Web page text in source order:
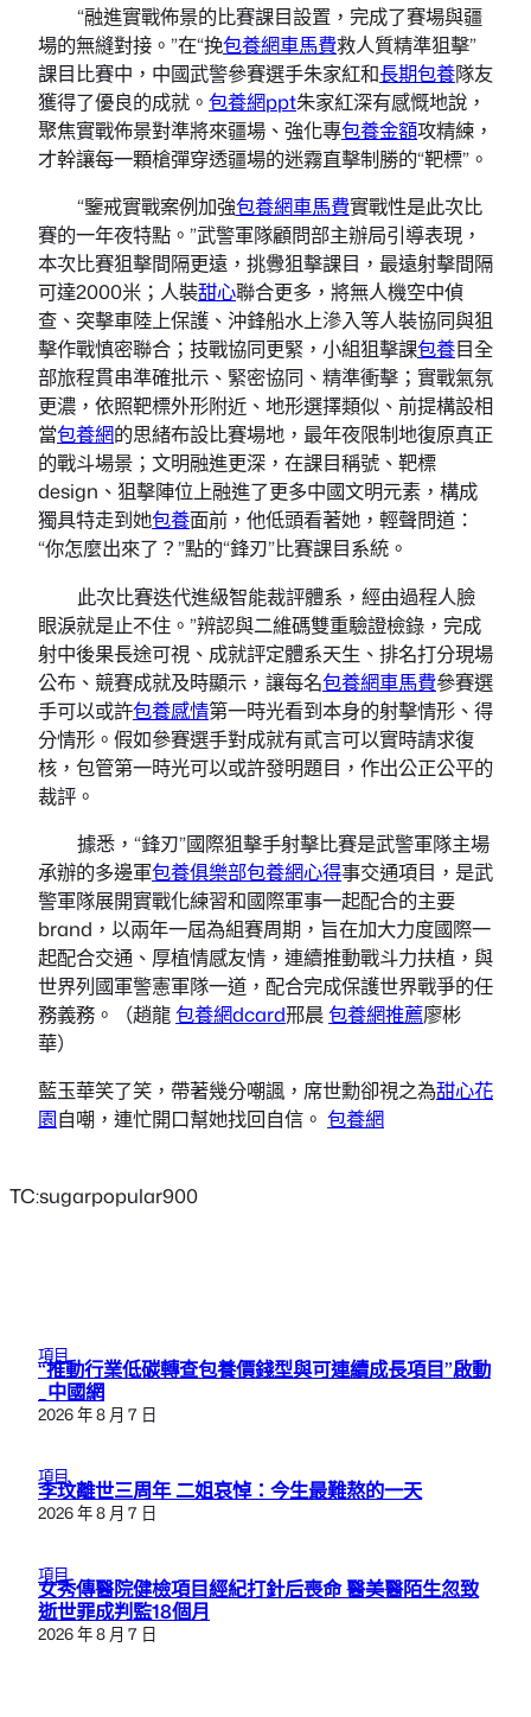
“融進實戰佈景的比賽課目設置，完成了賽場與疆
場的無縫對接。”在“挽包養網車馬費救人質精準狙擊”
課目比賽中，中國武警參賽選手朱家紅和長期包養隊友
獲得了優良的成就。 包養網ppt朱家紅深有感慨地說，
聚焦實戰佈景對準將來疆場、強化專包養金額攻精練，
才幹讓每一顆槍彈穿透疆場的迷霧直擊制勝的“靶標”。
“鑒戒實戰案例加強包養網車馬費實戰性是此次比
賽的一年夜特點。”武警軍隊顧問部主辦局引導表現，
本次比賽狙擊間隔更遠，挑釁狙擊課目，最遠射擊間隔
可達2000米；人裝甜心聯合更多，將無人機空中偵
查、突擊車陸上保護、沖鋒船水上滲入等人裝協同與狙
擊作戰慎密聯合；技戰協同更緊，小組狙擊課包養目全
部旅程貫串準確批示、緊密協同、精準衝擊；實戰氣氛
更濃，依照靶標外形附近、地形選擇類似、前提構設相
當包養網的思緒布設比賽場地，最年夜限制地復原真正
的戰斗場景；文明融進更深，在課目稱號、靶標
design、狙擊陣位上融進了更多中國文明元素，構成
獨具特走到她包養面前，他低頭看著她，輕聲問道：
“你怎麼出來了？”點的“鋒刃”比賽課目系統。
此次比賽迭代進級智能裁評體系，經由過程人臉
眼淚就是止不住。”辨認與二維碼雙重驗證檢錄，完成
射中後果長途可視、成就評定體系天生、排名打分現場
公布、競賽成就及時顯示，讓每名包養網車馬費參賽選
手可以或許包養感情第一時光看到本身的射擊情形、得
分情形。假如參賽選手對成就有貳言可以實時請求復
核，包管第一時光可以或許發明題目，作出公正公平的
裁評。
據悉，“鋒刃”國際狙擊手射擊比賽是武警軍隊主場
承辦的多邊軍包養俱樂部包養網心得事交通項目，是武
警軍隊展開實戰化練習和國際軍事一起配合的主要
brand，以兩年一屆為組賽周期，旨在加大力度國際一
起配合交通、厚植情感友情，連續推動戰斗力扶植，與
世界列國軍警憲軍隊一道，配合完成保護世界戰爭的任
務義務。（趙龍包養網dcard邢晨包養網推薦廖彬
華）
藍玉華笑了笑，帶著幾分嘲諷，席世勳卻視之為甜心花
園自嘲，連忙開口幫她找回自信。 包養網
TC:sugarpopular900
項目
“推動行業低碳轉查包養價錢型與可連續成長項目”啟動
_中國網
2026 年 8 月 7 日
項目
李玟離世三周年 二姐哀悼：今生最難熬的一天
2026 年 8 月 7 日
項目
女秀傳醫院健檢項目經紀打針后喪命 醫美醫陌生忽致
逝世罪成判監18個月
2026 年 8 月 7 日